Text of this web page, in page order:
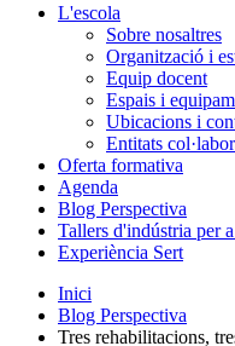
L'escola
Sobre nosaltres
Organització i
Equip docent
Espais i
Ubicacions i
Entitats
Oferta formativa
Agenda
Blog Perspectiva
Tallers d'indústria per
Experiència Sert
Inici
Blog Perspectiva
Tres rehabilitacions,